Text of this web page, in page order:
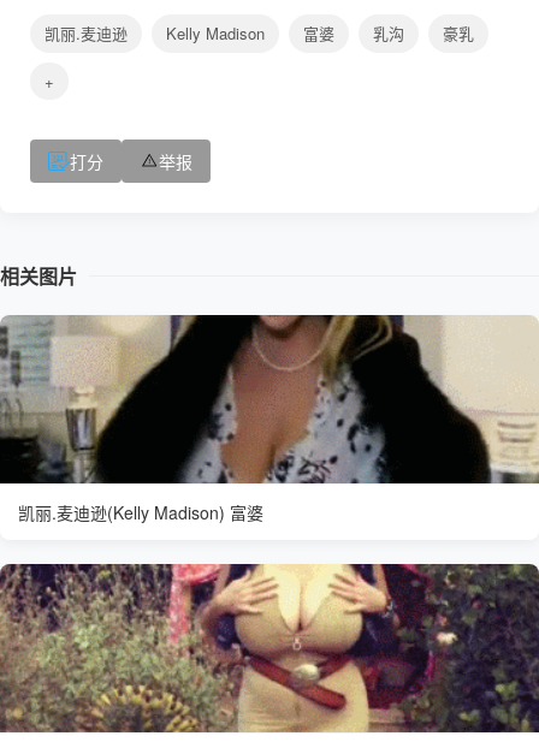
凯丽.麦迪逊 Kelly Madison 富婆 乳沟 豪乳
+
打分 举报
相关图片
凯丽.麦迪逊(Kelly Madison) 富婆